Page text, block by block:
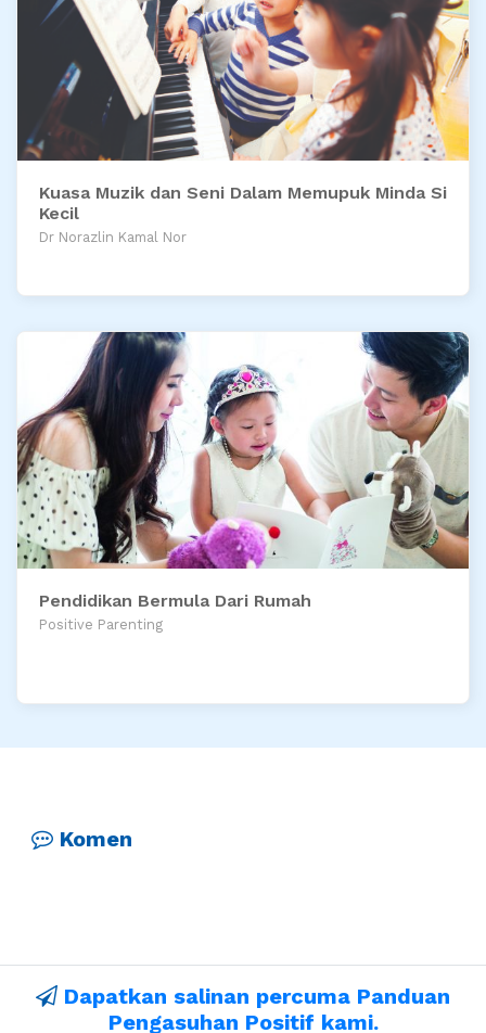
Kuasa Muzik dan Seni Dalam Memupuk Minda Si
Kecil
Dr Norazlin Kamal Nor
Pendidikan Bermula Dari Rumah
Positive Parenting
Komen
Dapatkan salinan percuma Panduan
Pengasuhan Positif kami.